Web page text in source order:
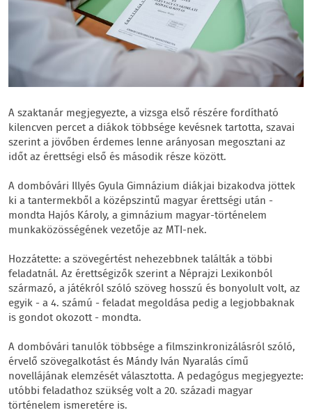
A szaktanár megjegyezte, a vizsga első részére fordítható
kilencven percet a diákok többsége kevésnek tartotta, szavai
szerint a jövőben érdemes lenne arányosan megosztani az
időt az érettségi első és második része között.
A dombóvári Illyés Gyula Gimnázium diákjai bizakodva jöttek
ki a tantermekből a középszintű magyar érettségi után -
mondta Hajós Károly, a gimnázium magyar-történelem
munkaközösségének vezetője az MTI-nek.
Hozzátette: a szövegértést nehezebbnek találták a többi
feladatnál. Az érettségizők szerint a Néprajzi Lexikonból
származó, a játékról szóló szöveg hosszú és bonyolult volt, az
egyik - a 4. számú - feladat megoldása pedig a legjobbaknak
is gondot okozott - mondta.
A dombóvári tanulók többsége a filmszinkronizálásról szóló,
érvelő szövegalkotást és Mándy Iván Nyaralás című
novellájának elemzését választotta. A pedagógus megjegyezte:
utóbbi feladathoz szükség volt a 20. századi magyar
történelem ismeretére is.